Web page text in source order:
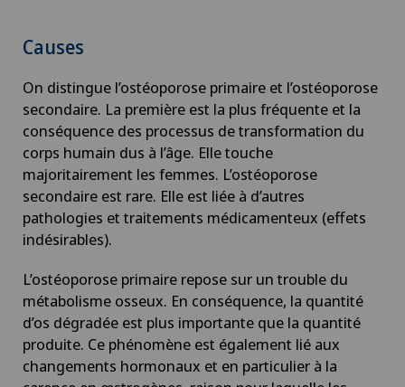
Arthrose du genou
Astigmatisme
Atelier socio-esthétique
Augmentation du volume de la thyroïde (goitre)
AVC
Calcification de l’épaule
Cancer de la prostate (carcinome de la prostate)
Causes
On distingue l’ostéoporose primaire et l’ostéoporose
secondaire. La première est la plus fréquente et la
conséquence des processus de transformation du
corps humain dus à l’âge. Elle touche
majoritairement les femmes. L’ostéoporose
secondaire est rare. Elle est liée à d’autres
pathologies et traitements médicamenteux (effets
indésirables).
L’ostéoporose primaire repose sur un trouble du
métabolisme osseux. En conséquence, la quantité
d’os dégradée est plus importante que la quantité
produite. Ce phénomène est également lié aux
changements hormonaux et en particulier à la